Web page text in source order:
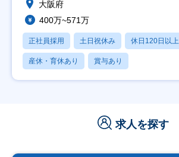
大阪府
400万~571万
正社員採用 土日祝休み 休日120日以上
産休・育休あり 賞与あり
求人を探す